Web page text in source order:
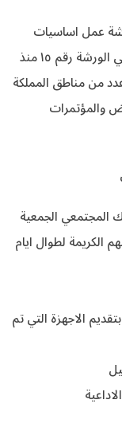
الماضي ١٤ مايو ٢٠٢٦م ورشة عمل اساسيات
التجهيزات التقنية للمرة الخامسة في جدة وهي الورشة رقم ١٥ منذ
من مناطق المملكة
والمؤتمرات
الجمعية
الكريمة لطوال ايام
الاجهزة التي تم